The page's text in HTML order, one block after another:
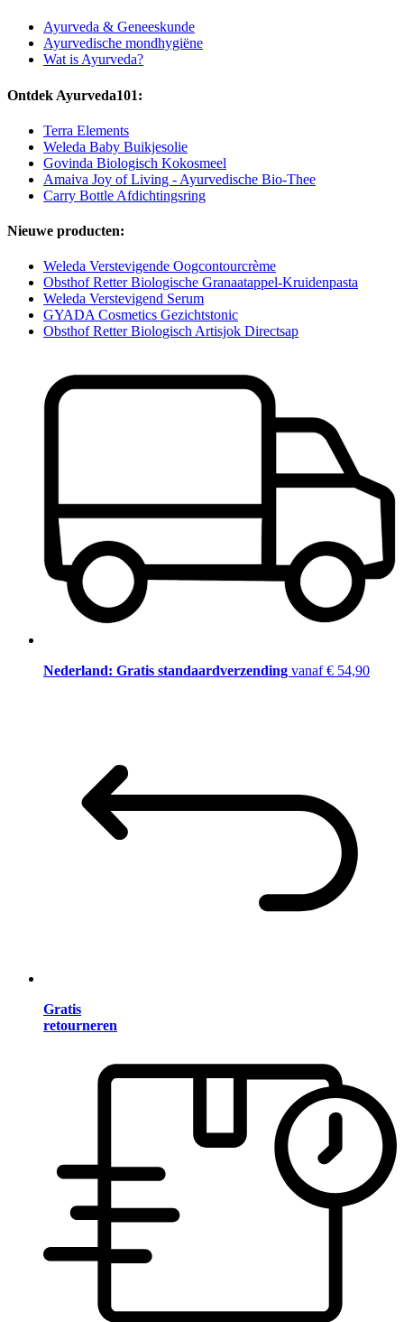
Ayurveda & Geneeskunde
Ayurvedische mondhygiëne
Wat is Ayurveda?
Ontdek Ayurveda101:
Terra Elements
Weleda Baby Buikjesolie
Govinda Biologisch Kokosmeel
Amaiva Joy of Living - Ayurvedische Bio-Thee
Carry Bottle Afdichtingsring
Nieuwe producten:
Weleda Verstevigende Oogcontourcrème
Obsthof Retter Biologische Granaatappel-Kruidenpasta
Weleda Verstevigend Serum
GYADA Cosmetics Gezichtstonic
Obsthof Retter Biologisch Artisjok Directsap
Nederland: Gratis standaardverzending vanaf € 54,90
Gratis
retourneren